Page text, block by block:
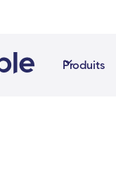
Produits